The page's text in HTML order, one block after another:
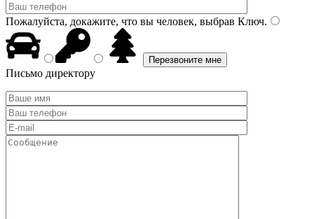
Пожалуйста, докажите, что вы человек, выбрав Ключ.
Письмо директору